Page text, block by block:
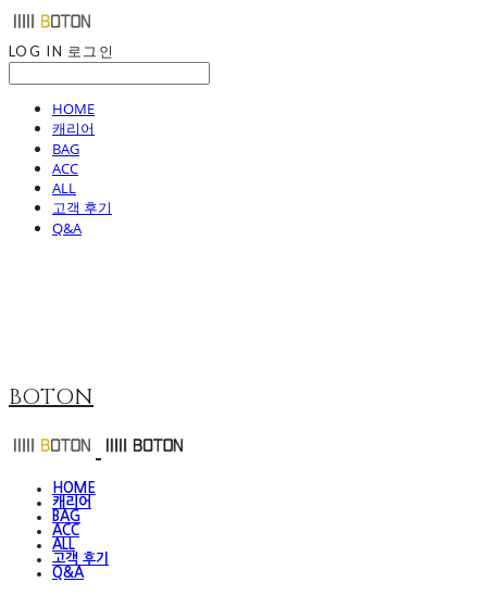
LOG IN 로그인
HOME
캐리어
BAG
ACC
ALL
고객 후기
Q&A
BOTON
HOME
캐리어
BAG
ACC
ALL
고객 후기
Q&A